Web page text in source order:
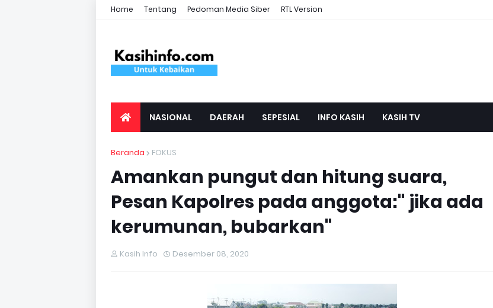
Home Tentang Pedoman Media Siber RTL Version
NASIONAL DAERAH SEPESIAL INFO KASIH KASIH TV
Beranda FOKUS
Amankan pungut dan hitung suara,
Pesan Kapolres pada anggota:" jika ada
kerumunan, bubarkan"
Kasih Info Desember 08, 2020